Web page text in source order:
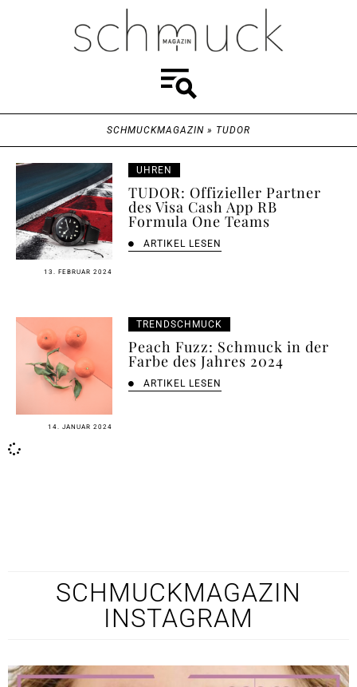
SCHMUCKMAGAZIN » TUDOR
13. FEBRUAR 2024
UHREN
TUDOR: Offizieller Partner
des Visa Cash App RB
Formula One Teams
ARTIKEL LESEN
14. JANUAR 2024
TRENDSCHMUCK
Peach Fuzz: Schmuck in der
Farbe des Jahres 2024
ARTIKEL LESEN
SCHMUCKMAGAZIN
INSTAGRAM